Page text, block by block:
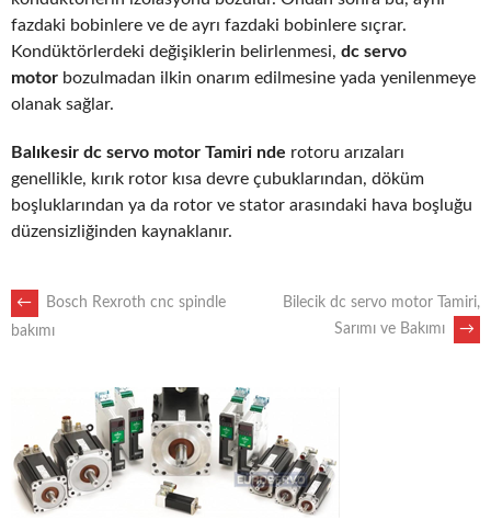
fazdaki bobinlere ve de ayrı fazdaki bobinlere sıçrar.
Kondüktörlerdeki değişiklerin belirlenmesi, dc servo
motor bozulmadan ilkin onarım edilmesine yada yenilenmeye
olanak sağlar.
Balıkesir dc servo motor Tamiri nde rotoru arızaları
genellikle, kırık rotor kısa devre çubuklarından, döküm
boşluklarından ya da rotor ve stator arasındaki hava boşluğu
düzensizliğinden kaynaklanır.
POST
NAVIGATION
←
Bosch Rexroth cnc spindle
bakımı
Bilecik dc servo motor Tamiri,
Sarımı ve Bakımı
→